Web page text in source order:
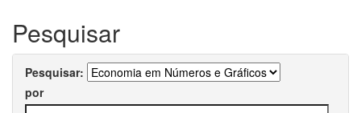
Pesquisar
Pesquisar:
por